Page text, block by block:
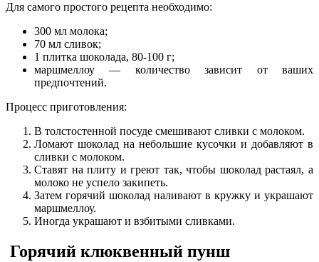
Для самого простого рецепта необходимо:
300 мл молока;
70 мл сливок;
1 плитка шоколада, 80-100 г;
маршмеллоу — количество зависит от ваших
предпочтений.
Процесс приготовления:
В толстостенной посуде смешивают сливки с молоком.
Ломают шоколад на небольшие кусочки и добавляют в
сливки с молоком.
Ставят на плиту и греют так, чтобы шоколад растаял, а
молоко не успело закипеть.
Затем горячий шоколад наливают в кружку и украшают
маршмеллоу.
Иногда украшают и взбитыми сливками.
Горячий клюквенный пунш